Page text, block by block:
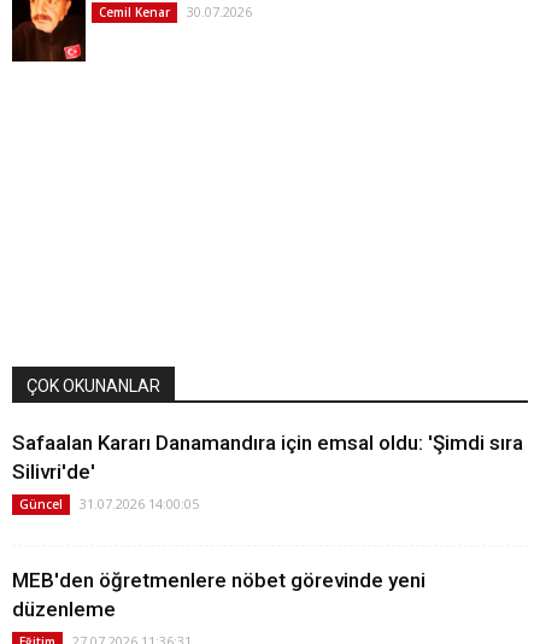
Cemil Kenar 30.07.2026
ÇOK OKUNANLAR
Safaalan Kararı Danamandıra için emsal oldu: 'Şimdi sıra
Silivri'de'
Güncel 31.07.2026 14:00:05
MEB'den öğretmenlere nöbet görevinde yeni
düzenleme